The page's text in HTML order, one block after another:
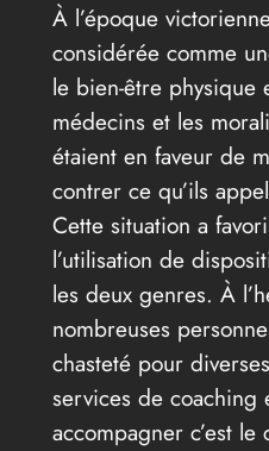
À l’époque
considérée comme
le bien-être physique
médecins et les
étaient en faveur de
contrer ce qu’ils
Cette situation a
l’utilisation de
les deux genres. À
nombreuses
chasteté pour
services de coaching
accompagner c’est le